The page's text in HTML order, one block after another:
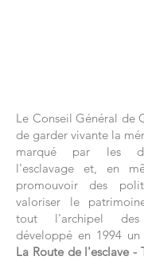
Le Conseil Général de
de garder vivante la
marqué par les
l'esclavage et, en
promouvoir des
valoriser le
tout l'archipel
développé en 1994
La Route de l'esclave -